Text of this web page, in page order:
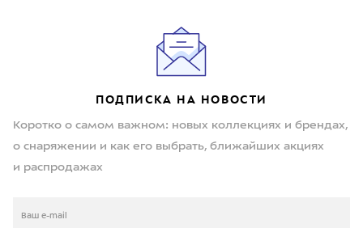
ПОДПИСКА НА НОВОСТИ
Коротко о самом важном: новых коллекциях и брендах,
о снаряжении и как его выбрать, ближайших акциях
и распродажах